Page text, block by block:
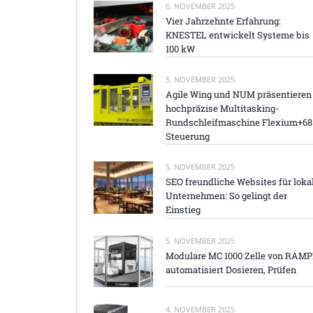
6. NOVEMBER 2025
Vier Jahrzehnte Erfahrung:
KNESTEL entwickelt Systeme bis
100 kW
5. NOVEMBER 2025
Agile Wing und NUM präsentieren
hochpräzise Multitasking-
Rundschleifmaschine Flexium+68
Steuerung
5. NOVEMBER 2025
SEO freundliche Websites für
Unternehmen: So gelingt der
Einstieg
5. NOVEMBER 2025
Modulare MC 1000 Zelle von
automatisiert Dosieren, Prüfen
4. NOVEMBER 2025